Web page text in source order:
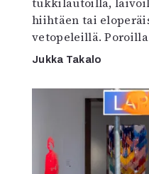
hiihtäen tai
vetopeleillä. Poroilla
Jukka Takalo